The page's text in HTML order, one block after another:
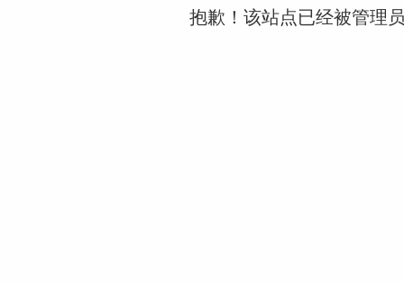
抱歉！该站点已经被管理